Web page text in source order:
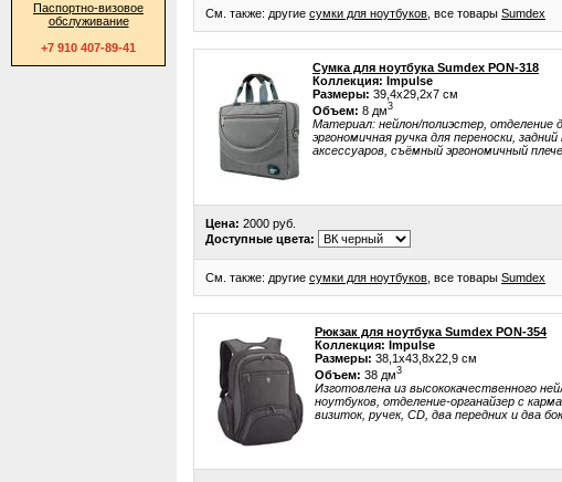
Паспортно-визовое
обслуживание
+7 910 407-89-41
См. также: другие сумки для ноутбуков , все товары Sumdex
Сумка для ноутбука Sumdex PON-318
Коллекция: Impulse
Размеры: 39,4x29,2x7 см
Объем: 8 дм3
Материал: нейлон/полиэстер, отделение
эргономичная ручка для переноски,
аксессуаров, съёмный эргономичный
Цена: 2000 руб.
Доступные цвета:
См. также: другие сумки для ноутбуков , все товары Sumdex
Рюкзак для ноутбука Sumdex PON-354
Коллекция: Impulse
Размеры: 38,1x43,8x22,9 см
Объем: 38 дм3
Изготовлена из высококачественного
ноутбуков, отделение-органайзер с
визиток, ручек, CD, два передних и два